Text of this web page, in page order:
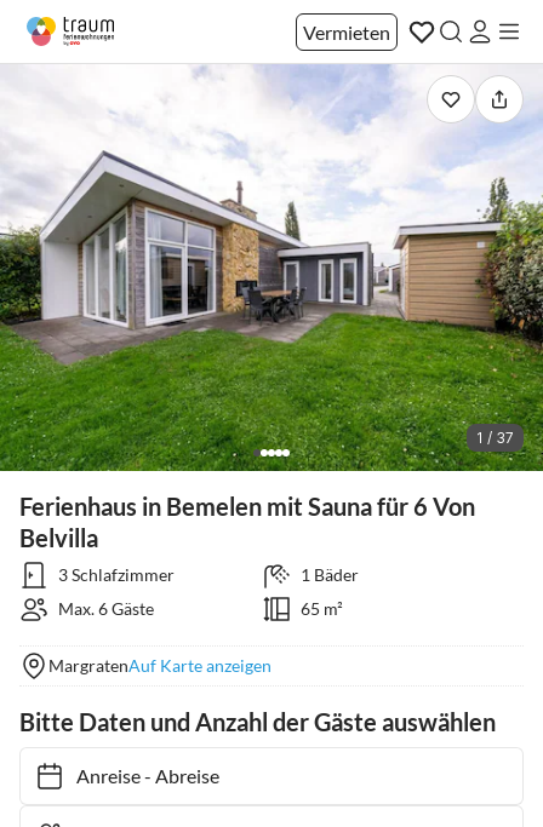
Vermieten
1 / 37
Ferienhaus in Bemelen mit Sauna für 6 Von
Belvilla
3 Schlafzimmer
1 Bäder
Max. 6 Gäste
65 m²
MargratenAuf Karte anzeigen
Bitte Daten und Anzahl der Gäste auswählen
Anreise- Abreise